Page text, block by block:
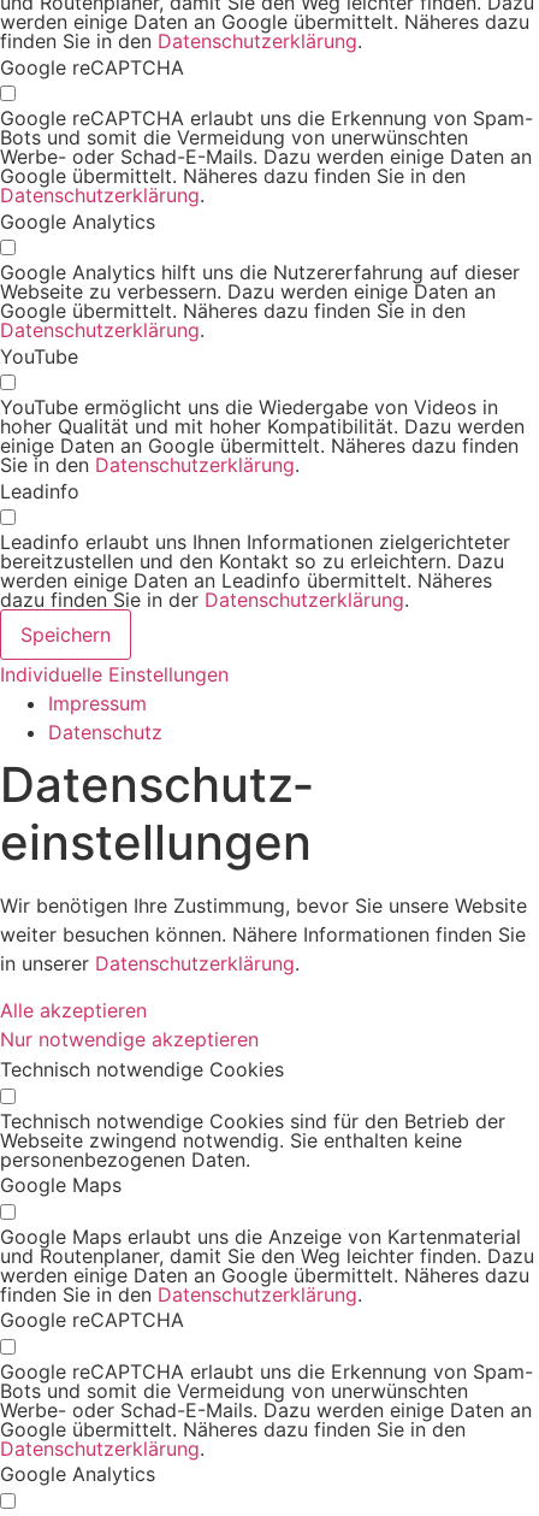
werden einige Daten an Google übermittelt. Näheres dazu
finden Sie in den Datenschutzerklärung.
Google reCAPTCHA
Google reCAPTCHA erlaubt uns die Erkennung von Spam-
Bots und somit die Vermeidung von unerwünschten
Werbe- oder Schad-E-Mails. Dazu werden einige Daten an
Google übermittelt. Näheres dazu finden Sie in den
Datenschutzerklärung.
Google Analytics
Google Analytics hilft uns die Nutzererfahrung auf dieser
Webseite zu verbessern. Dazu werden einige Daten an
Google übermittelt. Näheres dazu finden Sie in den
Datenschutzerklärung.
YouTube
YouTube ermöglicht uns die Wiedergabe von Videos in
hoher Qualität und mit hoher Kompatibilität. Dazu werden
einige Daten an Google übermittelt. Näheres dazu finden
Sie in den Datenschutzerklärung.
Leadinfo
Leadinfo erlaubt uns Ihnen Informationen zielgerichteter
bereitzustellen und den Kontakt so zu erleichtern. Dazu
werden einige Daten an Leadinfo übermittelt. Näheres
dazu finden Sie in der Datenschutzerklärung.
Speichern
Individuelle Einstellungen
Impressum
Datenschutz
Datenschutz­
einstellungen
Wir benötigen Ihre Zustimmung, bevor Sie unsere Website
weiter besuchen können. Nähere Informationen finden Sie
in unserer Datenschutzerklärung.
Alle akzeptieren
Nur notwendige akzeptieren
Technisch notwendige Cookies
Technisch notwendige Cookies sind für den Betrieb der
Webseite zwingend notwendig. Sie enthalten keine
personenbezogenen Daten.
Google Maps
Google Maps erlaubt uns die Anzeige von Kartenmaterial
und Routenplaner, damit Sie den Weg leichter finden. Dazu
werden einige Daten an Google übermittelt. Näheres dazu
finden Sie in den Datenschutzerklärung.
Google reCAPTCHA
Google reCAPTCHA erlaubt uns die Erkennung von Spam-
Bots und somit die Vermeidung von unerwünschten
Werbe- oder Schad-E-Mails. Dazu werden einige Daten an
Google übermittelt. Näheres dazu finden Sie in den
Datenschutzerklärung.
Google Analytics